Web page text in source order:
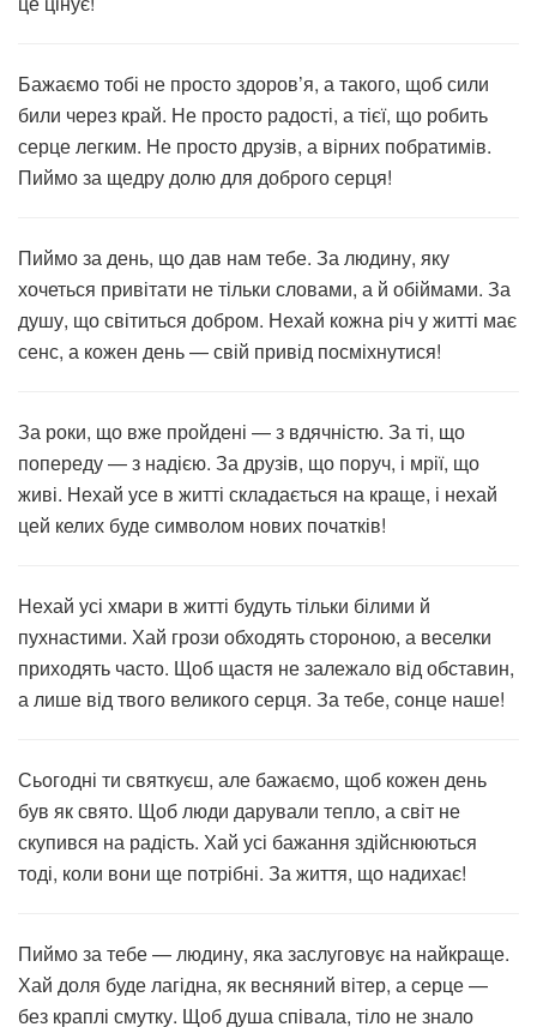
Бажаємо тобі не просто здоров’я, а такого, щоб сили
били через край. Не просто радості, а тієї, що робить
серце легким. Не просто друзів, а вірних побратимів.
Пиймо за щедру долю для доброго серця!
Пиймо за день, що дав нам тебе. За людину, яку
хочеться привітати не тільки словами, а й обіймами. За
душу, що світиться добром. Нехай кожна річ у житті має
сенс, а кожен день — свій привід посміхнутися!
За роки, що вже пройдені — з вдячністю. За ті, що
попереду — з надією. За друзів, що поруч, і мрії, що
живі. Нехай усе в житті складається на краще, і нехай
цей келих буде символом нових початків!
Нехай усі хмари в житті будуть тільки білими й
пухнастими. Хай грози обходять стороною, а веселки
приходять часто. Щоб щастя не залежало від обставин,
а лише від твого великого серця. За тебе, сонце наше!
Сьогодні ти святкуєш, але бажаємо, щоб кожен день
був як свято. Щоб люди дарували тепло, а світ не
скупився на радість. Хай усі бажання здійснюються
тоді, коли вони ще потрібні. За життя, що надихає!
Пиймо за тебе — людину, яка заслуговує на найкраще.
Хай доля буде лагідна, як весняний вітер, а серце —
без краплі смутку. Щоб душа співала, тіло не знало